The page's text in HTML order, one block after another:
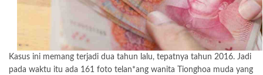
Kasus ini memang terjadi dua tahun lalu, tepatnya tahun 2016. Jadi
pada waktu itu ada 161 foto telan*ang wanita Tionghoa muda yang